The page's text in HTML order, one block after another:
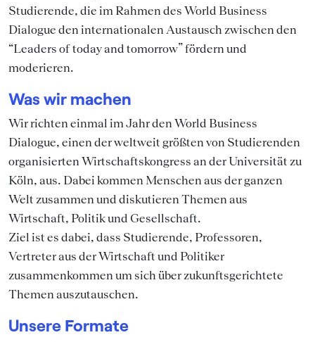
Studierende, die im Rahmen des World Business
Dialogue den internationalen Austausch zwischen den
“Leaders of today and tomorrow” fördern und
moderieren.
Was wir machen
Wir richten einmal im Jahr den World Business
Dialogue, einen der weltweit größten von Studierenden
organisierten Wirtschaftskongress an der Universität zu
Köln, aus. Dabei kommen Menschen aus der ganzen
Welt zusammen und diskutieren Themen aus
Wirtschaft, Politik und Gesellschaft.
Ziel ist es dabei, dass Studierende, Professoren,
Vertreter aus der Wirtschaft und Politiker
zusammenkommen um sich über zukunftsgerichtete
Themen auszutauschen.
Unsere Formate